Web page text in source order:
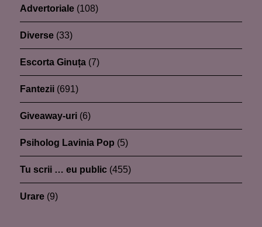
Advertoriale (108)
Diverse (33)
Escorta Ginuța (7)
Fantezii (691)
Giveaway-uri (6)
Psiholog Lavinia Pop (5)
Tu scrii … eu public (455)
Urare (9)